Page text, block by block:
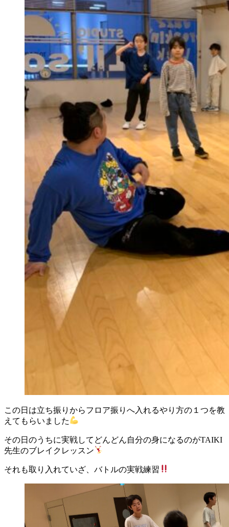
この日は立ち振りからフロア振りへ入れるやり方の１つを教
えてもらいました
その日のうちに実戦してどんどん自分の身になるのがTAIKI
先生のブレイクレッスン
それも取り入れていざ、バトルの実戦練習